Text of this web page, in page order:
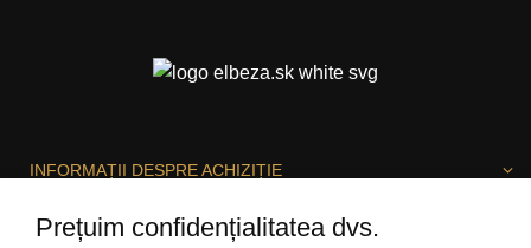
INFORMAȚII DESPRE ACHIZIȚIE
Prețuim confidențialitatea dvs.